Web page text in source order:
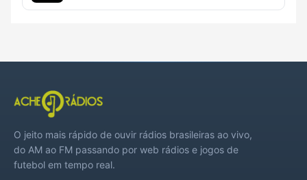
O jeito mais rápido de ouvir rádios brasileiras ao vivo,
do AM ao FM passando por web rádios e jogos de
futebol em tempo real.